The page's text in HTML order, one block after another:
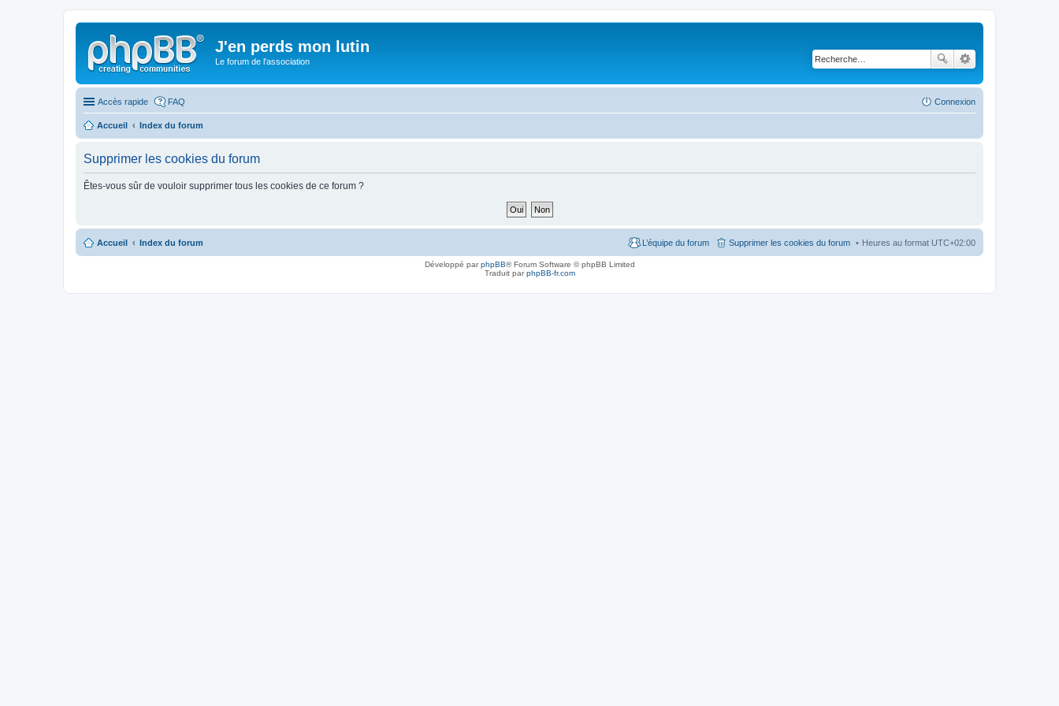
J'en perds mon lutin
Le forum de l'association
Accès rapide FAQ Connexion
Accueil Index du forum
Supprimer les cookies du forum
Êtes-vous sûr de vouloir supprimer tous les cookies de ce forum ?
Accueil Index du forum Heures au format UTC+02:00
Supprimer les cookies du forum
L’équipe du forum
Développé parphpBB® Forum Software © phpBB Limited
Traduit parphpBB-fr.com